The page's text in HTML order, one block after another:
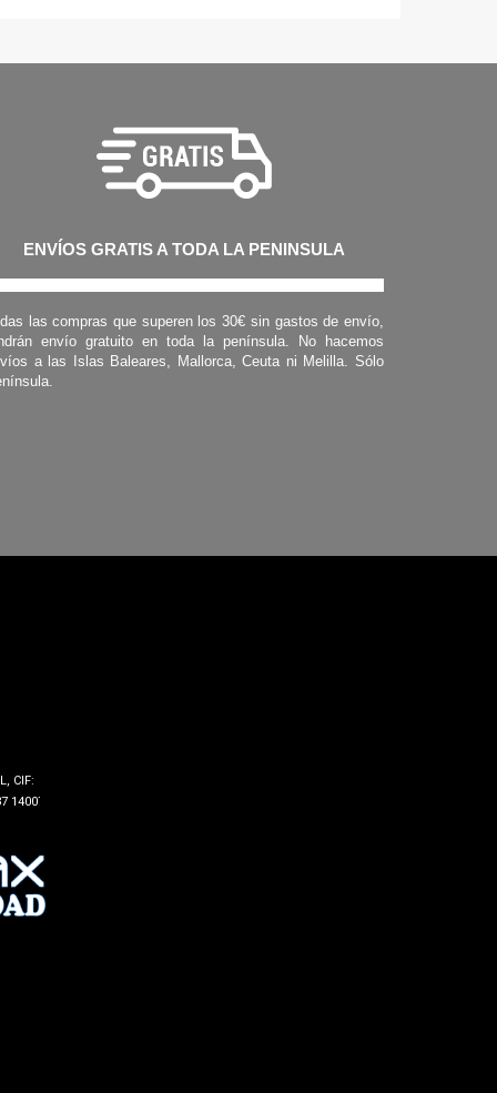
ENVÍOS GRATIS A TODA LA PENINSULA
las compras que superen los 30€ sin gastos de envío,
envío gratuito en toda la península. No hacemos
a las Islas Baleares, Mallorca, Ceuta ni Melilla. Sólo
CIF:
14007 -